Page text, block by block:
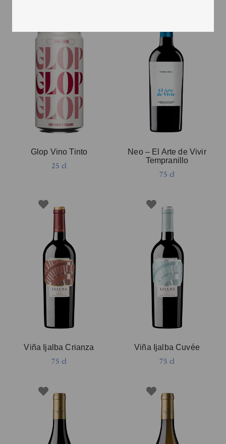
Glop Vino Tinto
25 cl
Neo – El Arte de Vivir
Tempranillo
75 cl
Viña Ijalba Crianza
75 cl
Viña Ijalba Cuvée
75 cl